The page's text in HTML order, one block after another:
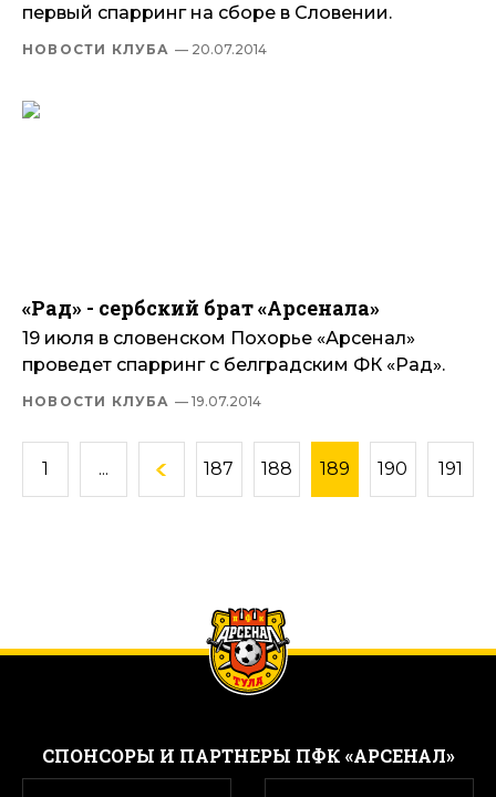
первый спарринг на сборе в Словении.
НОВОСТИ КЛУБА — 20.07.2014
«Рад» - сербский брат «Арсенала»
19 июля в словенском Похорье «Арсенал»
проведет спарринг с белградским ФК «Рад».
НОВОСТИ КЛУБА — 19.07.2014
1 ... 187 188 189 190 191
CПОНСОРЫ И ПАРТНЕРЫ ПФК «АРСЕНАЛ»